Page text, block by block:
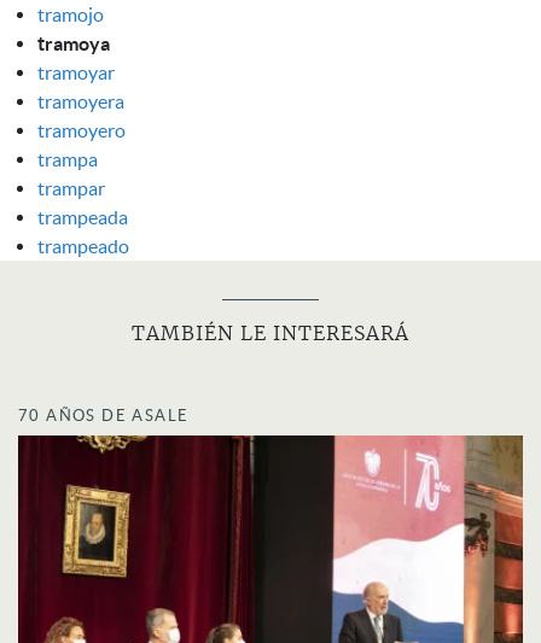
tramojo
tramoya
tramoyar
tramoyera
tramoyero
trampa
trampar
trampeada
trampeado
TAMBIÉN LE INTERESARÁ
70 AÑOS DE ASALE